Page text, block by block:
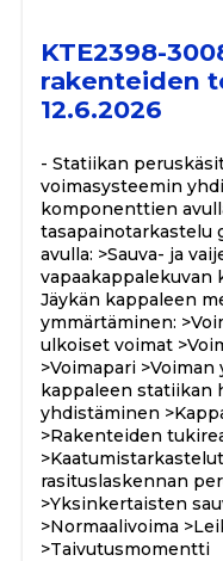
KTE2398-
rakenteiden
12.6.2026
- Statiikan
voimasysteemin
komponenttien
tasapainotarkastelu
avulla: >Sauva- ja
vapaakappalekuvan
Jäykän kappaleen
ymmärtäminen:
ulkoiset voimat
>Voimapari
kappaleen statiikan
yhdistäminen
>Rakenteiden
rasituslaskennan
>Yksinkertaisten
>Normaalivoima
>Taivutusmomentti